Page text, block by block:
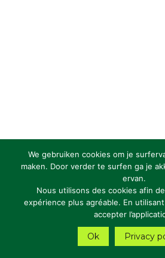
We gebruiken cookies om je
maken. Door verder te surfen ga je
ervan.
Nous utilisons des cookies afin
expérience plus agréable. En
accepter
Ok Privacy